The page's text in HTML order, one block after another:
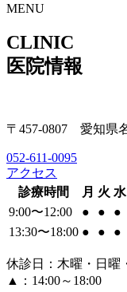
MENU
CLINIC
医院情報
〒457-0807 愛知県
052-611-0095
アクセス
診療時間
月 火 水
9:00〜12:00
● ● ●
13:30〜18:00 ● ● ●
休診日：木曜・日曜
▲：14:00～18:00